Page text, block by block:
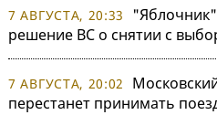
7 АВГУСТА, 20:33
решение ВС о снятии с
7 АВГУСТА, 20:02
перестанет принимать